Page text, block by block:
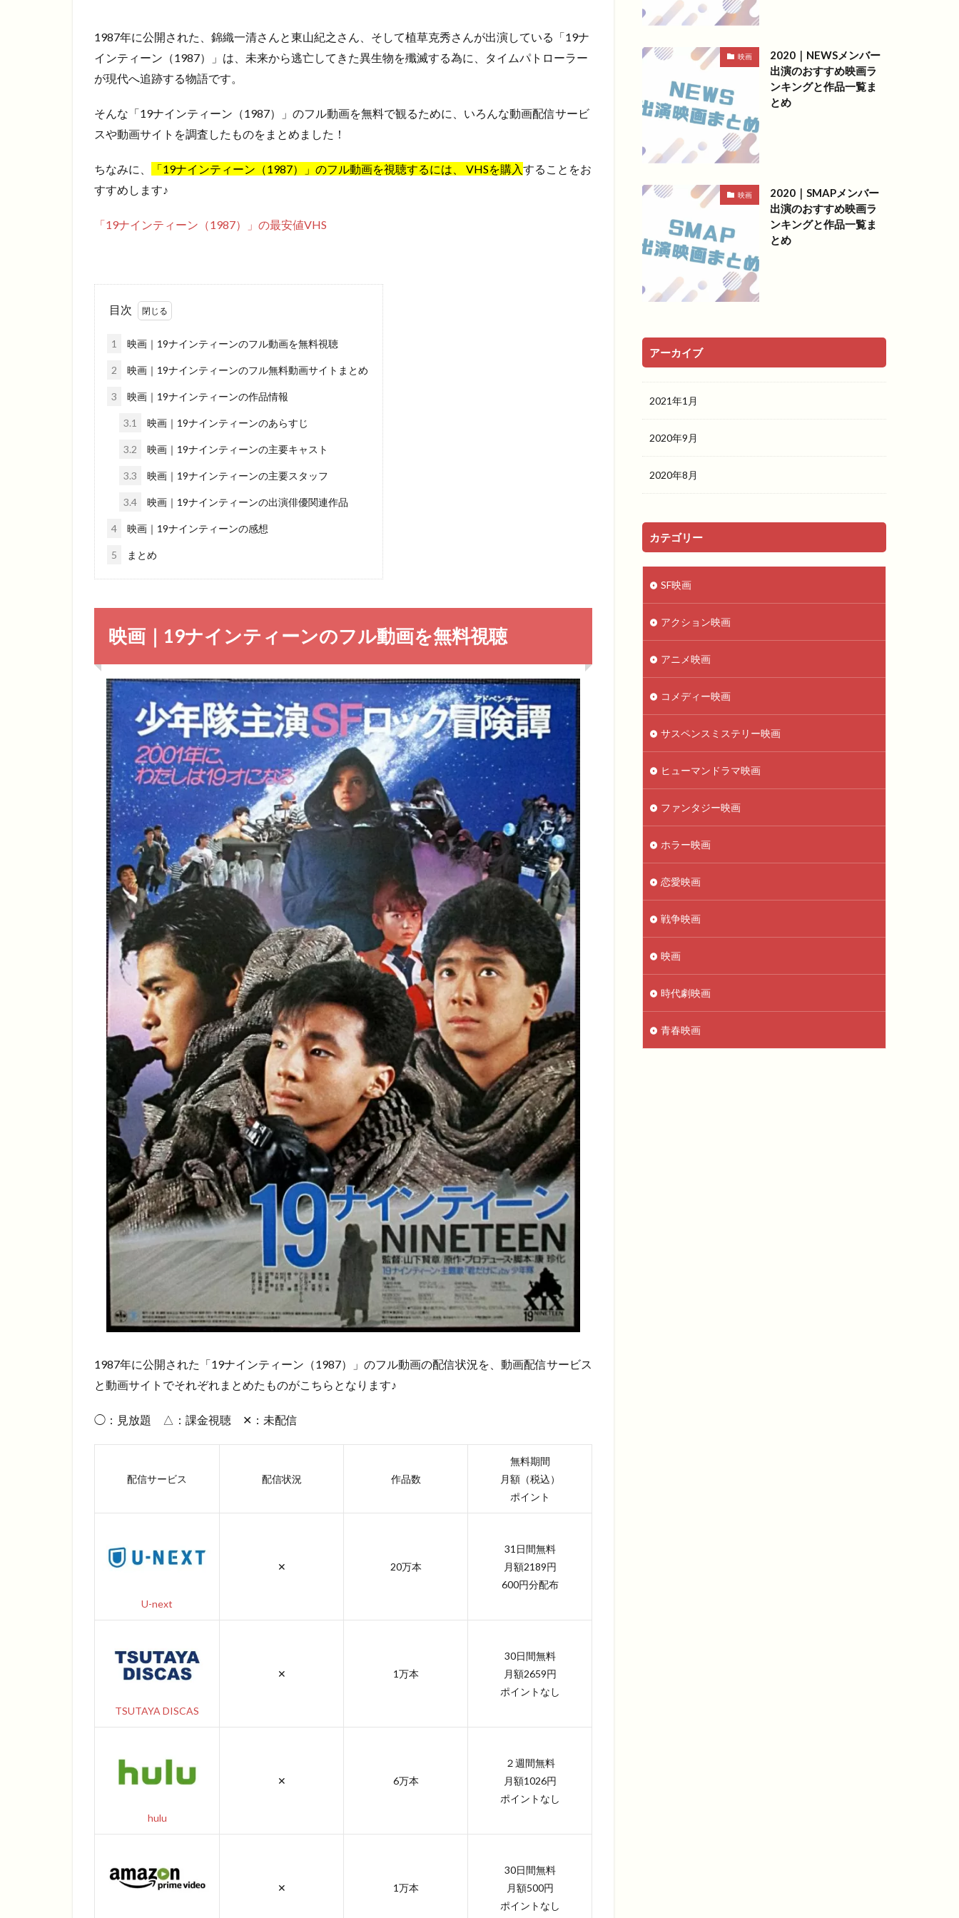
1987年に公開された、錦織一清さんと東山紀之さん、そして植草克秀さんが出演している「19ナ
インティーン（1987）」は、未来から逃亡してきた異生物を殲滅する為に、タイムパトローラー
が現代へ追跡する物語です。
そんな「19ナインティーン（1987）」のフル動画を無料で観るために、いろんな動画配信サービ
スや動画サイトを調査したものをまとめました！
ちなみに、 「19ナインティーン（1987）」のフル動画を視聴するには、 VHSを購入 することをお
すすめします♪
「19ナインティーン（1987）」の最安値VHS
目次
1 映画｜19ナインティーンのフル動画を無料視聴
2 映画｜19ナインティーンのフル無料動画サイトまとめ
3 映画｜19ナインティーンの作品情報
3.1 映画｜19ナインティーンのあらすじ
3.2 映画｜19ナインティーンの主要キャスト
3.3 映画｜19ナインティーンの主要スタッフ
3.4 映画｜19ナインティーンの出演俳優関連作品
4 映画｜19ナインティーンの感想
5 まとめ
映画｜19ナインティーンのフル動画を無料視聴
1987年に公開された「19ナインティーン（1987）」のフル動画の配信状況を、動画配信サービス
と動画サイトでそれぞれまとめたものがこちらとなります♪
◯：見放題 △：課金視聴 ✕：未配信
配信サービス 配信状況 作品数
無料期間
月額（税込）
ポイント
U-next
✕ 20万本
31日間無料
月額2189円
600円分配布
TSUTAYA DISCAS
✕ 1万本
30日間無料
月額2659円
ポイントなし
hulu
✕ 6万本
２週間無料
月額1026円
ポイントなし
✕ 1万本
30日間無料
月額500円
ポイントなし
映画
2020｜NEWSメンバー
出演のおすすめ映画ラ
ンキングと作品一覧ま
とめ
映画
2020｜SMAPメンバー
出演のおすすめ映画ラ
ンキングと作品一覧ま
とめ
アーカイブ
2021年1月
2020年9月
2020年8月
カテゴリー
SF映画
アクション映画
アニメ映画
コメディー映画
サスペンスミステリー映画
ヒューマンドラマ映画
ファンタジー映画
ホラー映画
恋愛映画
戦争映画
映画
時代劇映画
青春映画